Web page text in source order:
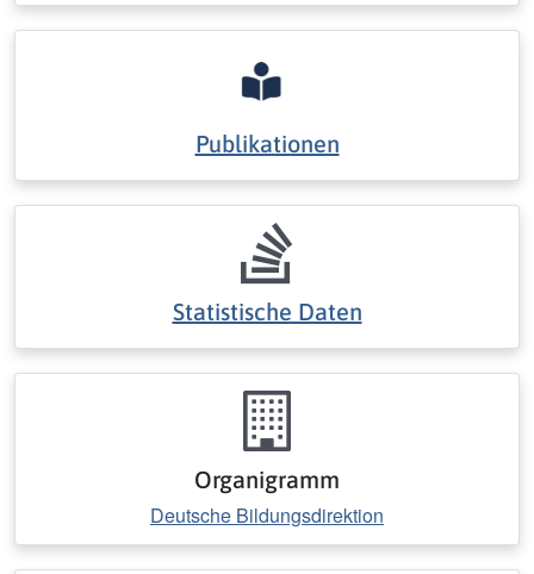
Publikationen
Statistische Daten
Organigramm
Deutsche Bildungsdirektion